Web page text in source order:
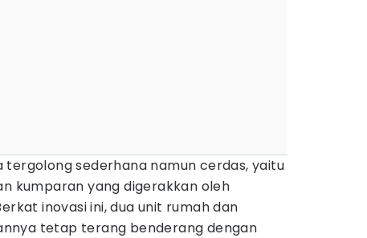
tergolong sederhana namun cerdas, yaitu
kumparan yang digerakkan oleh
inovasi ini, dua unit rumah dan
tetap terang benderang dengan